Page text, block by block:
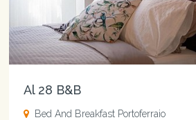
Al 28 B&B
Bed And Breakfast Portoferraio